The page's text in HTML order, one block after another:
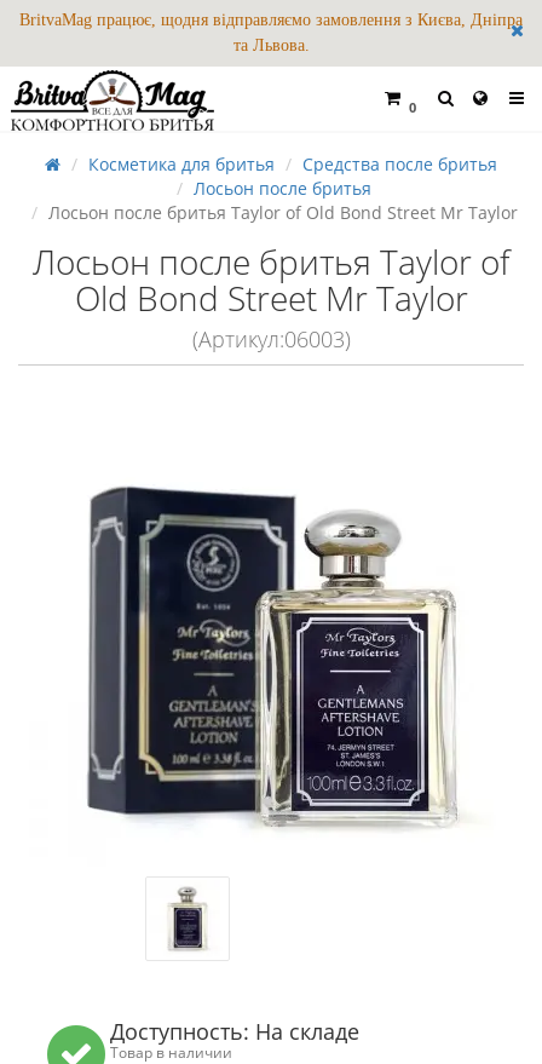
BritvaMag працює, щодня відправляємо замовлення з Києва, Дніпра
та Львова.
0
Косметика для бритья
Средства после бритья
Лосьон после бритья
Лосьон после бритья Taylor of Old Bond Street Mr Taylor
Лосьон после бритья Taylor of
Old Bond Street Mr Taylor
(Артикул:06003)
Доступность: На складе
Товар в наличии